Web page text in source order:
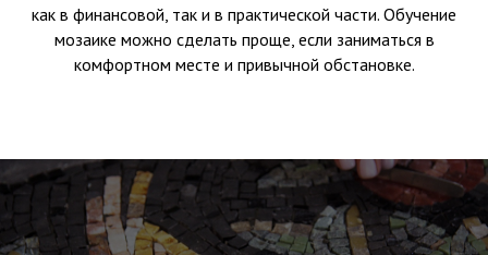
как в финансовой, так и в практической части. Обучение
мозаике можно сделать проще, если заниматься в
комфортном месте и привычной обстановке.